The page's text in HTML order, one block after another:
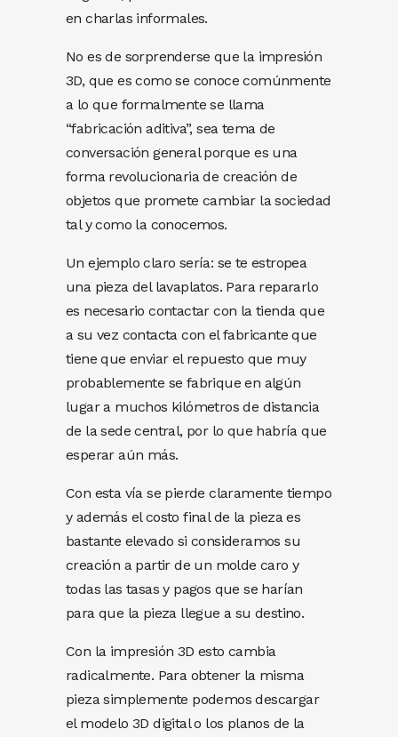
en charlas informales.
No es de sorprenderse que la impresión
3D, que es como se conoce comúnmente
a lo que formalmente se llama
“fabricación aditiva”, sea tema de
conversación general porque es una
forma revolucionaria de creación de
objetos que promete cambiar la sociedad
tal y como la conocemos.
Un ejemplo claro sería: se te estropea
una pieza del lavaplatos. Para repararlo
es necesario contactar con la tienda que
a su vez contacta con el fabricante que
tiene que enviar el repuesto que muy
probablemente se fabrique en algún
lugar a muchos kilómetros de distancia
de la sede central, por lo que habría que
esperar aún más.
Con esta vía se pierde claramente tiempo
y además el costo final de la pieza es
bastante elevado si consideramos su
creación a partir de un molde caro y
todas las tasas y pagos que se harían
para que la pieza llegue a su destino.
Con la impresión 3D esto cambia
radicalmente. Para obtener la misma
pieza simplemente podemos descargar
el modelo 3D digital o los planos de la